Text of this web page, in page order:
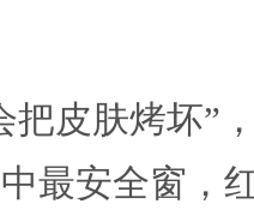
把皮肤烤坏”
最安全窗，